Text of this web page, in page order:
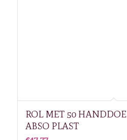
ROL MET 50
ABSO PLAST